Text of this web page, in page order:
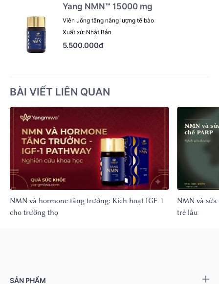
Yang NMN™ 15000 mg
Viên uống tăng năng lượng tế bào
Xuất xứ: Nhật Bản
5.500.000đ
BÀI VIẾT LIÊN QUAN
NMN và hormone tăng trưởng: Kích hoạt IGF-1
cho trường thọ
NMN và sửa
trẻ lâu
SẢN PHẨM